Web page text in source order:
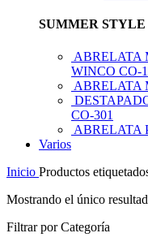
SUMMER STYLE
ABRELATA
WINCO CO-1
ABRELATA
CO-301
ABRELATA
Varios
Inicio Productos
Mostrando el único
Filtrar por Categoría